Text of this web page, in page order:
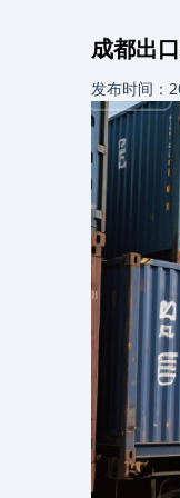
成都出
发布时间：